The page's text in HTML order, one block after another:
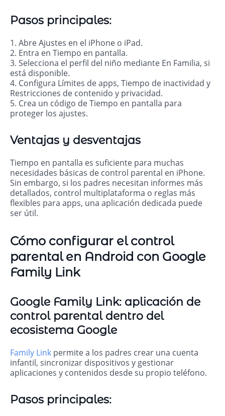
Pasos principales:
1. Abre Ajustes en el iPhone o iPad.
2. Entra en Tiempo en pantalla.
3. Selecciona el perfil del niño mediante En Familia, si
está disponible.
4. Configura Límites de apps, Tiempo de inactividad y
Restricciones de contenido y privacidad.
5. Crea un código de Tiempo en pantalla para
proteger los ajustes.
Ventajas y desventajas
Tiempo en pantalla es suficiente para muchas
necesidades básicas de control parental en iPhone.
Sin embargo, si los padres necesitan informes más
detallados, control multiplataforma o reglas más
flexibles para apps, una aplicación dedicada puede
ser útil.
Cómo configurar el control
parental en Android con Google
Family Link
Google Family Link: aplicación de
control parental dentro del
ecosistema Google
Family Link permite a los padres crear una cuenta
infantil, sincronizar dispositivos y gestionar
aplicaciones y contenidos desde su propio teléfono.
Pasos principales: